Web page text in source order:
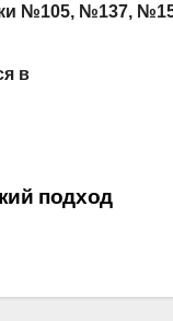
№105, №137,
в
подход